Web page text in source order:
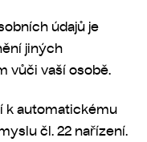
údajů je
jiných
vůči vaší osobě.
k automatickému
čl. 22 nařízení.